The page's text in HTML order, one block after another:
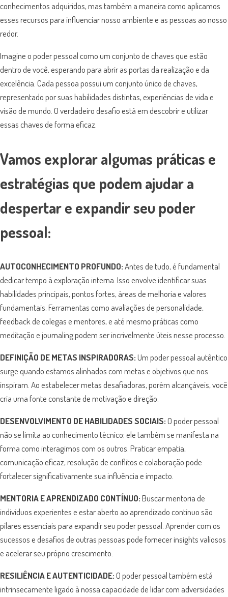
conhecimentos adquiridos, mas também a maneira como aplicamos
esses recursos para influenciar nosso ambiente e as pessoas ao nosso
redor.
Imagine o poder pessoal como um conjunto de chaves que estão
dentro de você, esperando para abrir as portas da realização e da
excelência. Cada pessoa possui um conjunto único de chaves,
representado por suas habilidades distintas, experiências de vida e
visão de mundo. O verdadeiro desafio está em descobrir e utilizar
essas chaves de forma eficaz.
Vamos explorar algumas práticas e
estratégias que podem ajudar a
despertar e expandir seu poder
pessoal:
AUTOCONHECIMENTO PROFUNDO:Antes de tudo, é fundamental
dedicar tempo à exploração interna. Isso envolve identificar suas
habilidades principais, pontos fortes, áreas de melhoria e valores
fundamentais. Ferramentas como avaliações de personalidade,
feedback de colegas e mentores, e até mesmo práticas como
meditação e journaling podem ser incrivelmente úteis nesse processo.
DEFINIÇÃO DE METAS INSPIRADORAS:Um poder pessoal autêntico
surge quando estamos alinhados com metas e objetivos que nos
inspiram. Ao estabelecer metas desafiadoras, porém alcançáveis, você
cria uma fonte constante de motivação e direção.
DESENVOLVIMENTO DE HABILIDADES SOCIAIS:O poder pessoal
não se limita ao conhecimento técnico; ele também se manifesta na
forma como interagimos com os outros. Praticar empatia,
comunicação eficaz, resolução de conflitos e colaboração pode
fortalecer significativamente sua influência e impacto.
MENTORIA E APRENDIZADO CONTÍNUO:Buscar mentoria de
indivíduos experientes e estar aberto ao aprendizado contínuo são
pilares essenciais para expandir seu poder pessoal. Aprender com os
sucessos e desafios de outras pessoas pode fornecer insights valiosos
e acelerar seu próprio crescimento.
RESILIÊNCIA E AUTENTICIDADE:O poder pessoal também está
intrinsecamente ligado à nossa capacidade de lidar com adversidades